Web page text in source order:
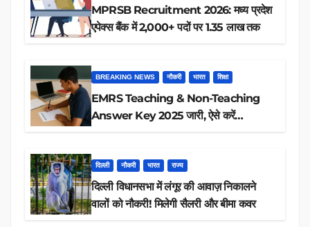
MPRSB Recruitment 2026: मध्य प्रदेश
एपेक्स बैंक में 2,000+ पदों पर 1.35 लाख तक
BREAKING NEWS नौकरी भारत शिक्षा
EMRS Teaching & Non-Teaching
Answer Key 2025 जारी, ऐसे करें
दिल्ली नौकरी भारत राज्य
दिल्ली विधानसभा में लंगूर की आवाज़ निकालने
वालों को नौकरी! मिलेगी सैलरी और बीमा कवर